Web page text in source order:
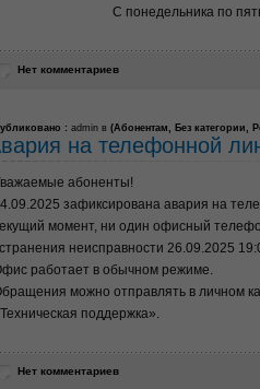
С понедельника по
Нет комментариев
: admin в (Абонентам, Без категории,
на телефонной
абоненты!
зафиксирована авария на
момент, ни один офисный
неисправности 26.09.2025
работает в обычном режиме.
можно отправлять в личном
поддержка».
Нет комментариев